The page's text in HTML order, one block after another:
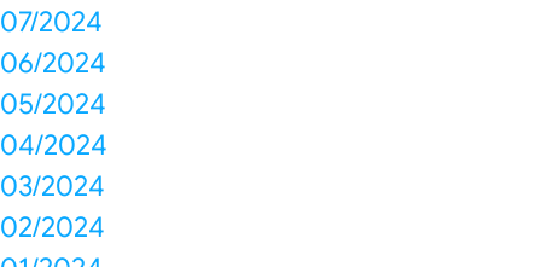
07/2024
06/2024
05/2024
04/2024
03/2024
02/2024